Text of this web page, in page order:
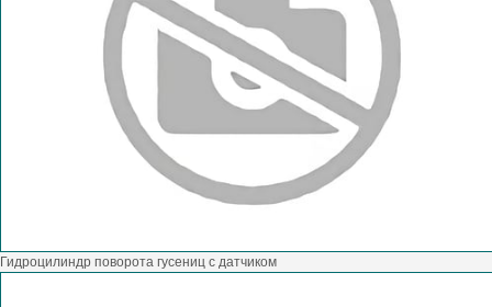
Гидроцилиндр поворота гусениц с датчиком